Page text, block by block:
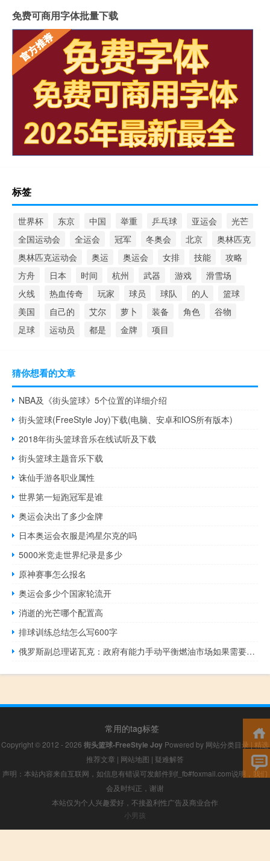
免费可商用字体批量下载
标签
世界杯 东京 中国 举重 乒乓球 亚运会
光芒
全国运动会
全运会 冠军 冬奥会 北京
奥林匹克
奥林匹克运动会
奥运 奥运会 女排 技能
攻略
方舟
日本 时间 杭州 武器 游戏
滑雪场
火线
热血传奇 玩家 球员 球队 的人
篮球
美国
自己的 艾尔 萝卜 装备 角色
谷物
足球
运动员 都是 金牌 项目
猜你想看的文章
NBA及《街头篮球》5个位置的详细介绍
街头篮球(FreeStyle Joy)下载(电脑、安卓和IOS所有版本)
2018年街头篮球音乐在线试听及下载
街头篮球主题音乐下载
诛仙手游各职业属性
世界第一短跑冠军是谁
奥运会决出了多少金牌
日本奥运会衣服是鸿星尔克的吗
5000米竞走世界纪录是多少
原神赛事怎么报名
奥运会多少个国家轮流开
消逝的光芒哪个配置高
排球训练总结怎么写600字
俄罗斯副总理诺瓦克：政府有能力手动平衡燃油市场如果需要更严厉的措施我们准备采取这些措施
常用的tag标签
Copyright © 2012 - 2026 街头篮球-FreeStyle Joy Powered by 网站分类目录 | 精选
推荐文章 | 网站地图 | 疑难解答
声明：本站内容来自互联网，如信息有错误可发邮件到f_fb#foxmail.com说明，我们
会及时纠正，谢谢
本站仅为个人兴趣爱好，不接盈利性广告及商业合作
小男孩